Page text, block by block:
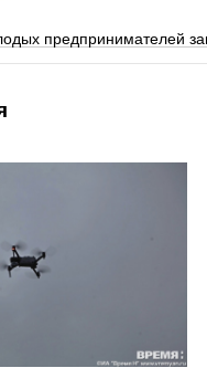
предпринимателей